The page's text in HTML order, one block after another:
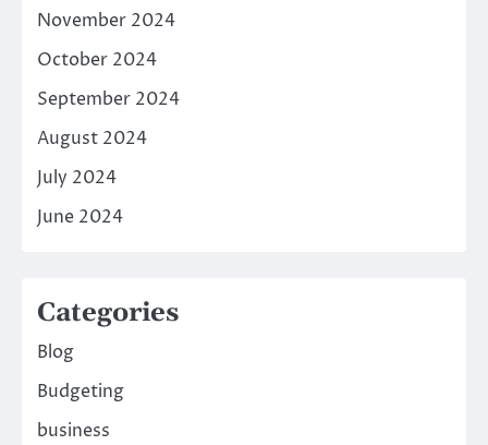
November 2024
October 2024
September 2024
August 2024
July 2024
June 2024
Categories
Blog
Budgeting
business